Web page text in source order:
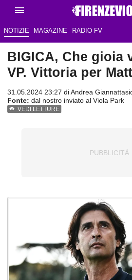
NOTIZIE MAGAZINE RADIO FV
BIGICA, Che gioia
VP. Vittoria per
31.05.2024 23:27 diAndrea
Fonte: dal nostro inviato al Viola Park
VEDI LETTURE